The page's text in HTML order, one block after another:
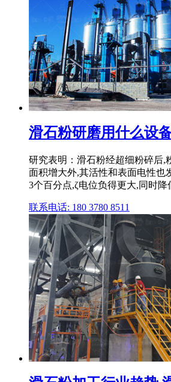
滑石粉研磨用什么设
研究表明：滑石粉经超细粉碎后,
面积增大外,其活性和表面电性也
3个百分点,ζ电位负得更大,同时
联系电话: 180 3780 8511